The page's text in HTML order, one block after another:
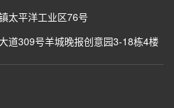
太平洋工业区76号
道309号羊城晚报创意园3-18栋4楼